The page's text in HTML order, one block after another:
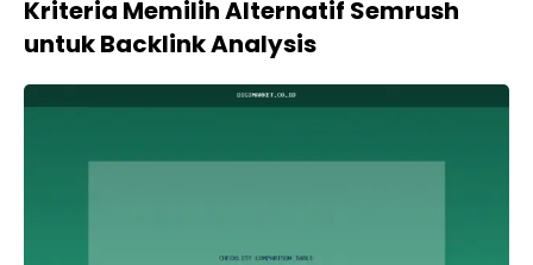
Kriteria Memilih Alternatif Semrush
untuk Backlink Analysis